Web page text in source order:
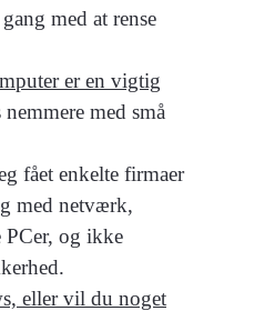
med at rense
er en vigtig
med små
fået enkelte firmaer
med netværk,
PCer, og ikke
eller vil du noget